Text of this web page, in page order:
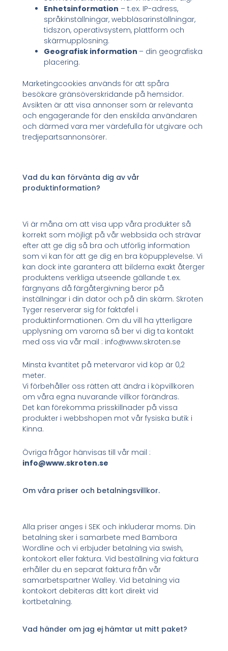
Enhetsinformation – t.ex. IP-adress,
språkinställningar, webbläsarinställningar,
tidszon, operativsystem, plattform och
skärmupplösning.
Geografisk information – din geografiska
placering.
Marketingcookies används för att spåra
besökare gränsöverskridande på hemsidor.
Avsikten är att visa annonser som är relevanta
och engagerande för den enskilda användaren
och därmed vara mer värdefulla för utgivare och
tredjepartsannonsörer.
Vad du kan förvänta dig av vår
produktinformation?
Vi är måna om att visa upp våra produkter så
korrekt som möjligt på vår webbsida och strävar
efter att ge dig så bra och utförlig information
som vi kan för att ge dig en bra köpupplevelse. Vi
kan dock inte garantera att bilderna exakt återger
produktens verkliga utseende gällande t.ex.
färgnyans då färgåtergivning beror på
inställningar i din dator och på din skärm. Skroten
Tyger reserverar sig för faktafel i
produktinformationen. Om du vill ha ytterligare
upplysning om varorna så ber vi dig ta kontakt
med oss via vår mail : info@www.skroten.se
Minsta kvantitet på metervaror vid köp är 0,2
meter.
Vi förbehåller oss rätten att ändra i köpvillkoren
om våra egna nuvarande villkor förändras.
Det kan förekomma prisskillnader på vissa
produkter i webbshopen mot vår fysiska butik i
Kinna.
Övriga frågor hänvisas till vår mail :
info@www.skroten.se
Om våra priser och betalningsvillkor.
Alla priser anges i SEK och inkluderar moms. Din
betalning sker i samarbete med Bambora
Wordline och vi erbjuder betalning via swish,
kontokort eller faktura. Vid beställning via faktura
erhåller du en separat faktura från vår
samarbetspartner Walley. Vid betalning via
kontokort debiteras ditt kort direkt vid
kortbetalning.
Vad händer om jag ej hämtar ut mitt paket?